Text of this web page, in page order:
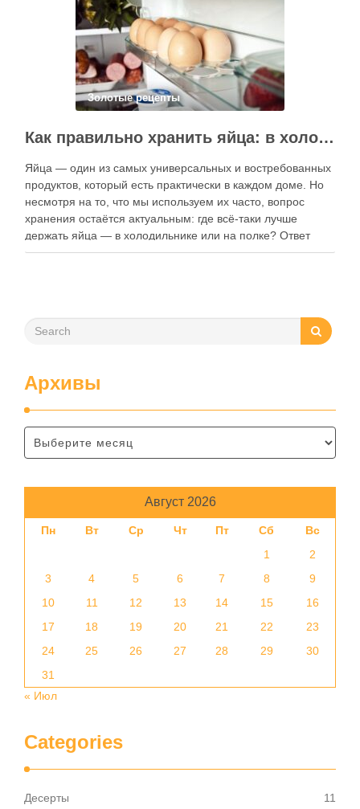
функции. Ниже …
Золотые рецепты
Как правильно хранить яйца: в холодильнике или на полке?
Яйца — один из самых универсальных и востребованных
продуктов, который есть практически в каждом доме. Но
несмотря на то, что мы используем их часто, вопрос
хранения остаётся актуальным: где всё-таки лучше
держать яйца — в холодильнике или на полке? Ответ
зависит от нескольких факторов, включая температуру
Архивы
Август 2026
Пн Вт Ср Чт Пт Сб
Вс
1
2
3
4 5 6 7 8
9
10
11 12 13 14 15
16
17
18 19 20 21 22
23
24
25 26 27 28 29
30
31
« Июл
Categories
Десерты 11